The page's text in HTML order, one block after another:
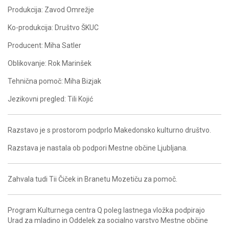
Produkcija: Zavod Omrežje
Ko-produkcija: Društvo ŠKUC
Producent: Miha Satler
Oblikovanje: Rok Marinšek
Tehnična pomoč: Miha Bizjak
Jezikovni pregled: Tili Kojić
Razstavo je s prostorom podprlo Makedonsko kulturno društvo.
Razstava je nastala ob podpori Mestne občine Ljubljana.
Zahvala tudi Tii Čiček in Branetu Mozetiču za pomoč.
Program Kulturnega centra Q poleg lastnega vložka podpirajo
Urad za mladino in Oddelek za socialno varstvo Mestne občine